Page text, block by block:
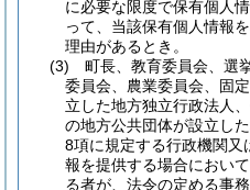
に必要な限度で保有個人
って、当該保有個人情報
理由があるとき。
(3)
町長、教育委員会、選
委員会、農業委員会、固
立した地方独立行政法人
の地方公共団体が設立し
8項に規定する行政機関
報を提供する場合におい
る者が、法令の定める事